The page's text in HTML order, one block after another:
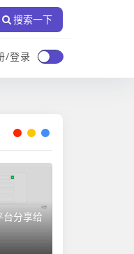
搜索一下
/登录
分享给